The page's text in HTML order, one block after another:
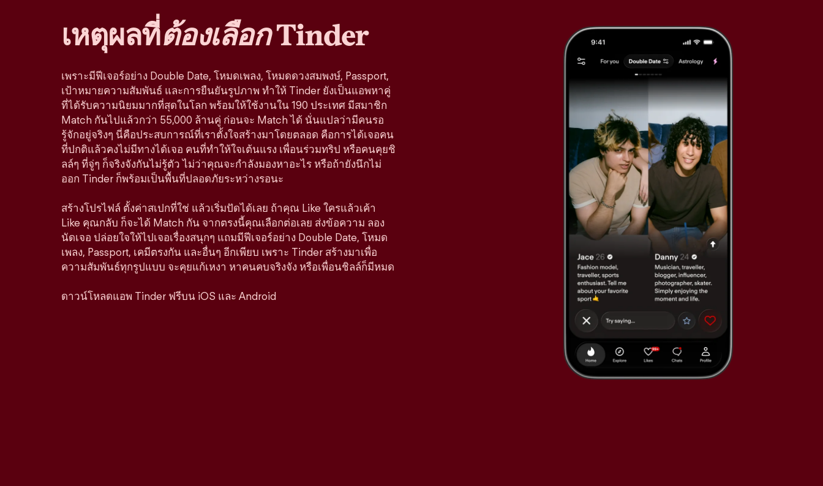
เหตุผลที่ต้องเลือกTinder
เพราะมีฟีเจอร์อย่าง Double Date, โหมดเพลง, โหมดดวงสมพงษ์, Passport,
เป้าหมายความสัมพันธ์ และการยืนยันรูปภาพ ทำให้ Tinder ยังเป็นแอพหาคู่
ที่ได้รับความนิยมมากที่สุดในโลก พร้อมให้ใช้งานใน 190 ประเทศ มีสมาชิก
Match กันไปแล้วกว่า 55,000 ล้านคู่ ก่อนจะ Match ได้ นั่นแปลว่ามีคนรอ
รู้จักอยู่จริงๆ นี่คือประสบการณ์ที่เราตั้งใจสร้างมาโดยตลอด คือการได้เจอคน
ที่ปกติแล้วคงไม่มีทางได้เจอ คนที่ทำให้ใจเต้นแรง เพื่อนร่วมทริป หรือคนคุยชิ
ลล์ๆ ที่จู่ๆ ก็จริงจังกันไม่รู้ตัว ไม่ว่าคุณจะกำลังมองหาอะไร หรือถ้ายังนึกไม่
ออก Tinder ก็พร้อมเป็นพื้นที่ปลอดภัยระหว่างรอนะ
สร้างโปรไฟล์ ตั้งค่าสเปกที่ใช่ แล้วเริ่มปัดได้เลย ถ้าคุณ Like ใครแล้วเค้า
Like คุณกลับ ก็จะได้ Match กัน จากตรงนี้คุณเลือกต่อเลย ส่งข้อความ ลอง
นัดเจอ ปล่อยใจให้ไปเจอเรื่องสนุกๆ แถมมีฟีเจอร์อย่าง Double Date, โหมด
เพลง, Passport, เคมีตรงกัน และอื่นๆ อีกเพียบ เพราะ Tinder สร้างมาเพื่อ
ความสัมพันธ์ทุกรูปแบบ จะคุยแก้เหงา หาคนคบจริงจัง หรือเพื่อนชิลล์ก็มีหมด
ดาวน์โหลดแอพ Tinder ฟรีบน iOS และ Android